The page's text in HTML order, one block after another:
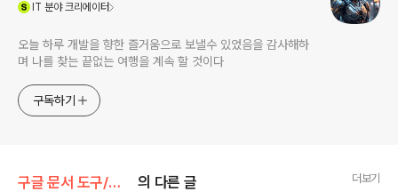
IT 분야 크리에이터
오늘 하루 개발을 향한 즐거움으로 보낼수 있었음을 감사해하
며 나를 찾는 끝없는 여행을 계속 할 것이다
구독하기
구글 문서 도구/구글 문서 의 다른 글 더보기